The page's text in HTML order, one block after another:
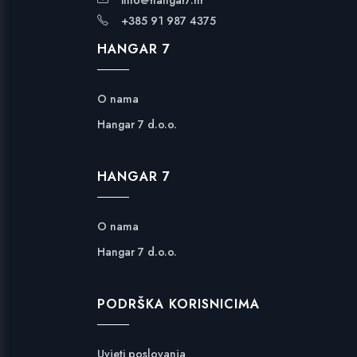
+385 91 987 4375
HANGAR 7
O nama
Hangar 7 d.o.o.
HANGAR 7
O nama
Hangar 7 d.o.o.
PODRŠKA KORISNICIMA
Uvjeti poslovanja